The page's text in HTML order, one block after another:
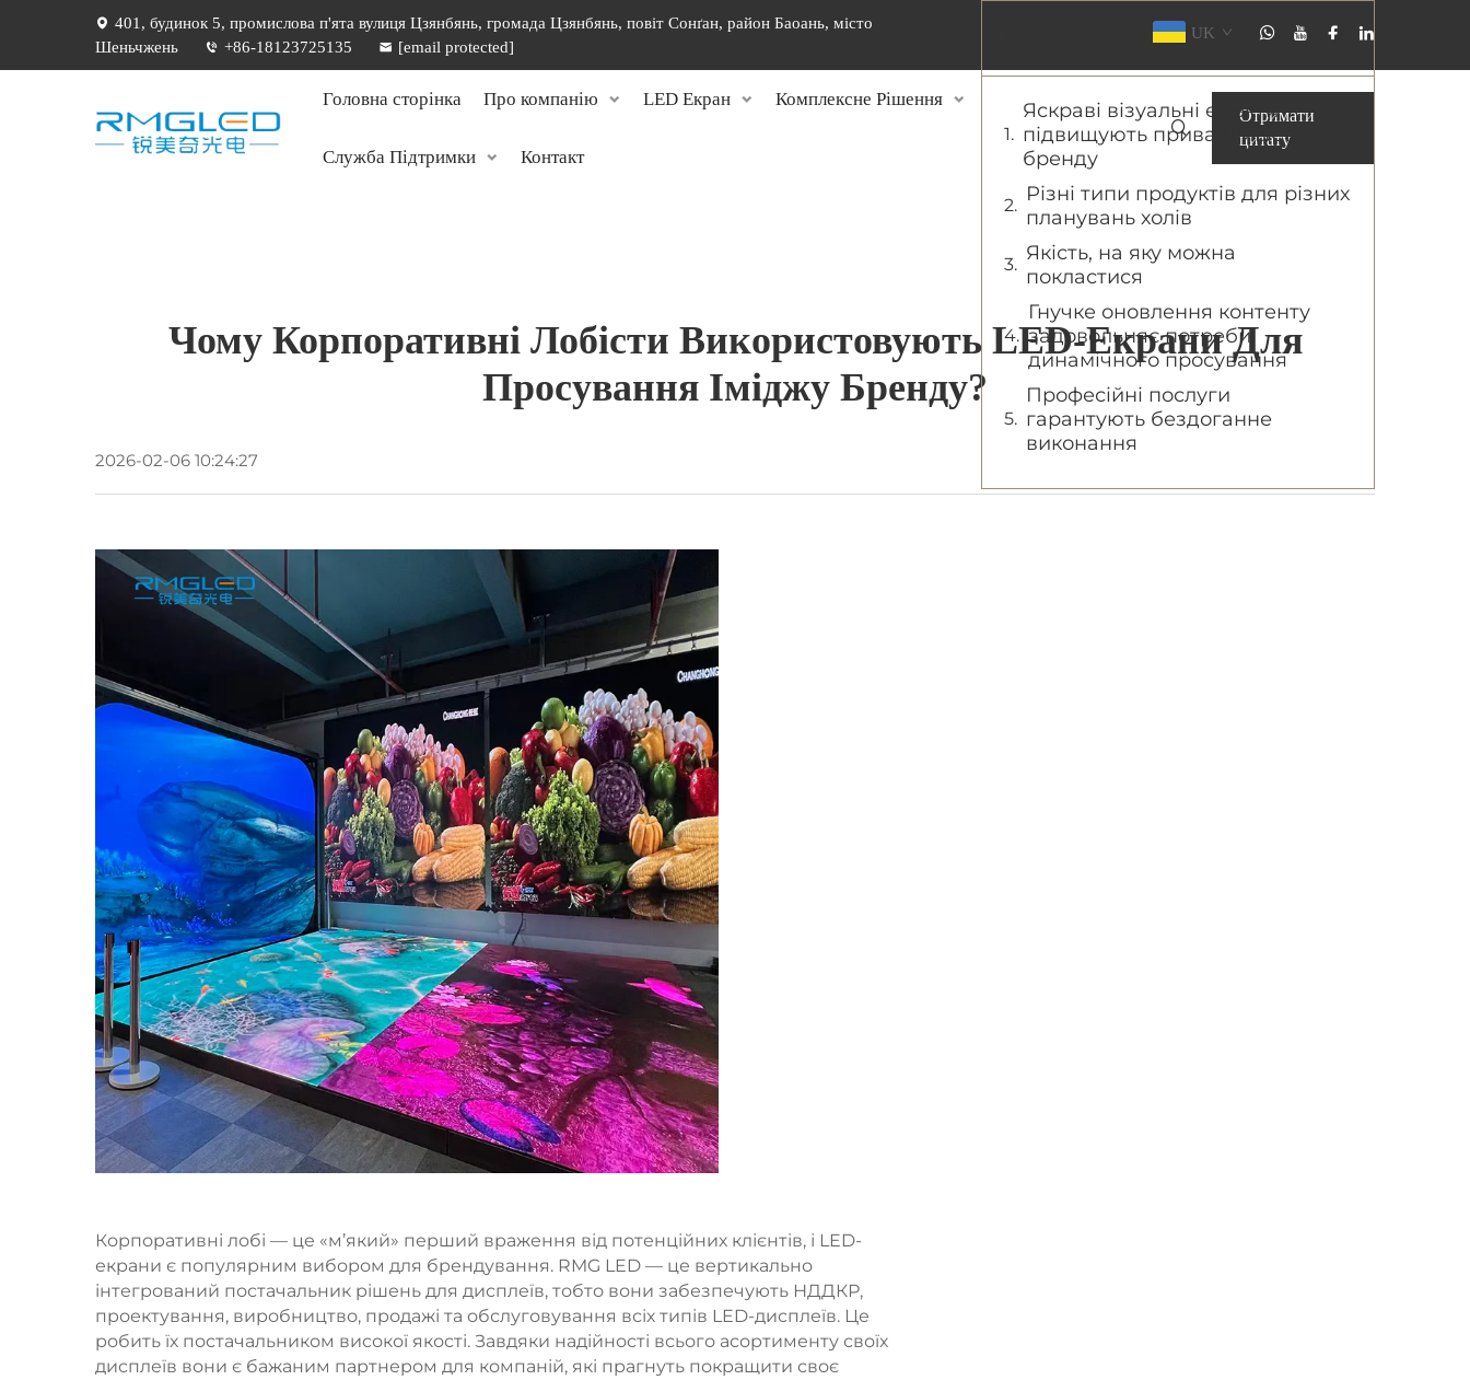
401, будинок 5, промислова п'ята вулиця Цзянбянь, громада Цзянбянь, повіт Сонґан, район Баоань, місто
Шеньчжень
+86-18123725135 [email protected]
UK
Головна сторінка Про компанію LED Екран Комплексне Рішення
Служба Підтримки Контакт
Отримати
цитату
Чому Корпоративні Лобісти Використовують LED-Екрани Для
Просування Іміджу Бренду?
2026-02-06 10:24:27
Корпоративні лобі — це «м’який» перший враження від потенційних клієнтів, і LED-
екрани є популярним вибором для брендування. RMG LED — це вертикально
інтегрований постачальник рішень для дисплеїв, тобто вони забезпечують НДДКР,
проектування, виробництво, продажі та обслуговування всіх типів LED-дисплеїв. Це
робить їх постачальником високої якості. Завдяки надійності всього асортименту своїх
дисплеїв вони є бажаним партнером для компаній, які прагнуть покращити своє
Яскраві візуальні ефекти
підвищують привабливість
бренду
Різні типи продуктів для різних
планувань холів
Якість, на яку можна
покластися
Гнучке оновлення контенту
задовольняє потреби
динамічного просування
Професійні послуги
гарантують бездоганне
виконання